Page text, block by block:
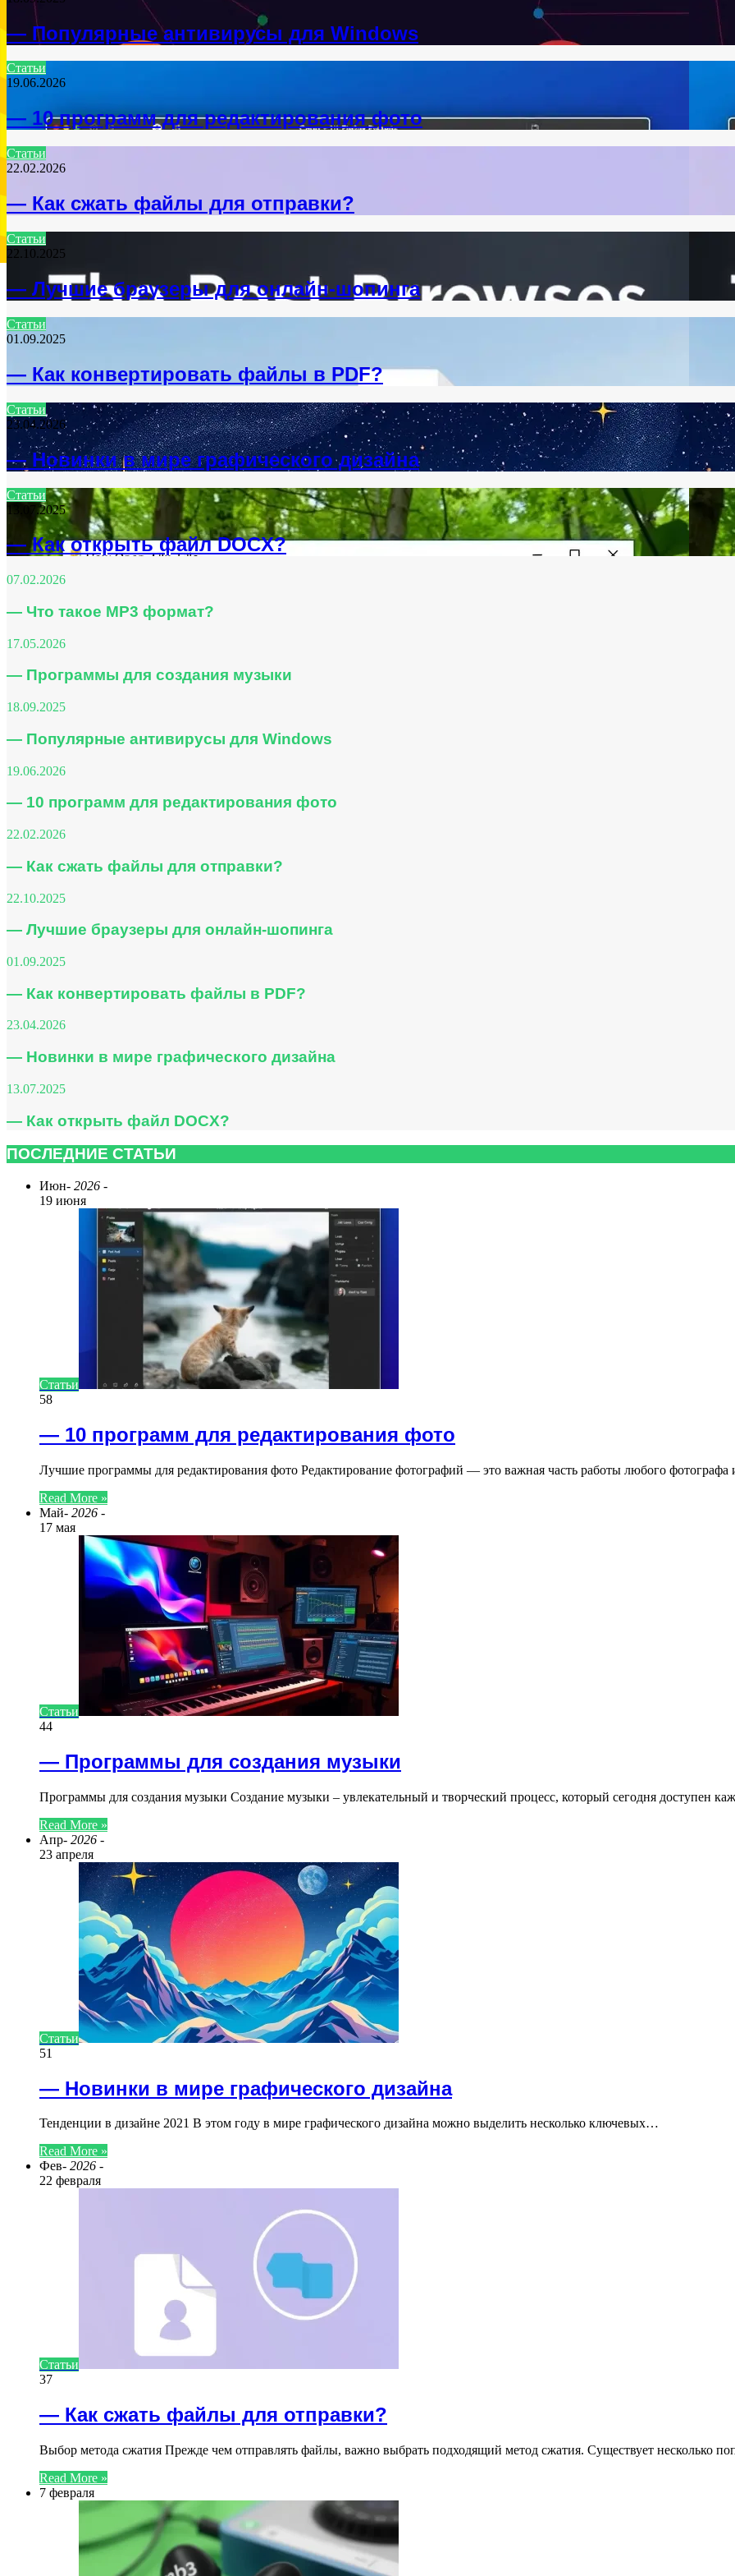
— Популярные антивирусы для Windows
Статьи
19.06.2026
— 10 программ для редактирования фото
Статьи
22.02.2026
— Как сжать файлы для отправки?
Статьи
22.10.2025
— Лучшие браузеры для онлайн-шопинга
Статьи
01.09.2025
— Как конвертировать файлы в PDF?
Статьи
23.04.2026
— Новинки в мире графического дизайна
Статьи
13.07.2025
— Как открыть файл DOCX?
07.02.2026
— Что такое MP3 формат?
17.05.2026
— Программы для создания музыки
18.09.2025
— Популярные антивирусы для Windows
19.06.2026
— 10 программ для редактирования фото
22.02.2026
— Как сжать файлы для отправки?
22.10.2025
— Лучшие браузеры для онлайн-шопинга
01.09.2025
— Как конвертировать файлы в PDF?
23.04.2026
— Новинки в мире графического дизайна
13.07.2025
— Как открыть файл DOCX?
ПОСЛЕДНИЕ СТАТЬИ
Июн- 2026 -
19 июня
Статьи
58
— 10 программ для редактирования фото
Лучшие программы для редактирования фото Редактирование фотографий — это важная часть работы любого
Read More »
Май- 2026 -
17 мая
Статьи
44
— Программы для создания музыки
Программы для создания музыки Создание музыки – увлекательный и творческий процесс, который сегодня доступен
Read More »
Апр- 2026 -
23 апреля
Статьи
51
— Новинки в мире графического дизайна
Тенденции в дизайне 2021 В этом году в мире графического дизайна можно выделить несколько ключевых…
Read More »
Фев- 2026 -
22 февраля
Статьи
37
— Как сжать файлы для отправки?
Выбор метода сжатия Прежде чем отправлять файлы, важно выбрать подходящий метод сжатия. Существует несколько
Read More »
7 февраля